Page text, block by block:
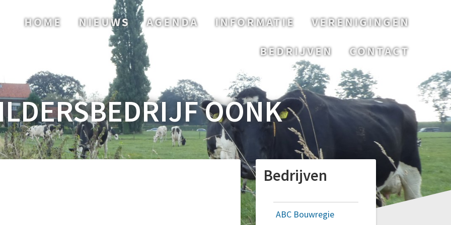
HOME NIEUWS AGENDA INFORMATIE
VERENIGINGEN
BEDRIJVEN
CONTACT
OONK
Bedrijven
ABC Bouwregie